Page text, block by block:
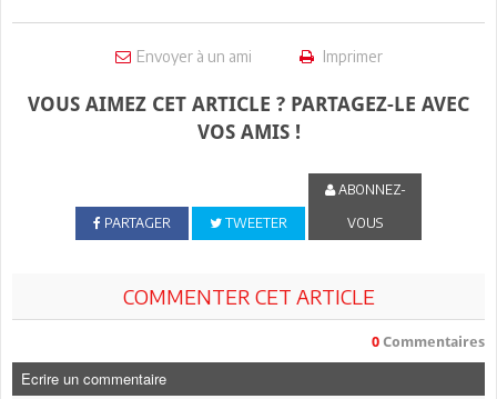
Envoyer à un ami Imprimer
VOUS AIMEZ CET ARTICLE ? PARTAGEZ-LE AVEC
VOS AMIS !
PARTAGER TWEETER
ABONNEZ-
VOUS
COMMENTER CET ARTICLE
0 Commentaires
Ecrire un commentaire